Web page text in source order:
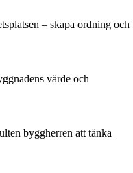
– skapa ordning och
värde och
byggherren att tänka